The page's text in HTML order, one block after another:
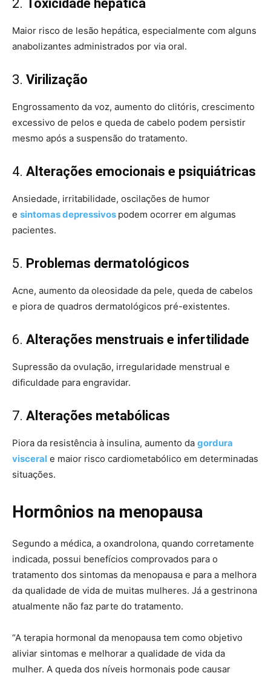
2. Toxicidade hepática
Maior risco de lesão hepática, especialmente com alguns
anabolizantes administrados por via oral.
3. Virilização
Engrossamento da voz, aumento do clitóris, crescimento
excessivo de pelos e queda de cabelo podem persistir
mesmo após a suspensão do tratamento.
4. Alterações emocionais e psiquiátricas
Ansiedade, irritabilidade, oscilações de humor
e sintomas depressivos podem ocorrer em algumas
pacientes.
5. Problemas dermatológicos
Acne, aumento da oleosidade da pele, queda de cabelos
e piora de quadros dermatológicos pré-existentes.
6. Alterações menstruais e infertilidade
Supressão da ovulação, irregularidade menstrual e
dificuldade para engravidar.
7. Alterações metabólicas
Piora da resistência à insulina, aumento da gordura
visceral e maior risco cardiometabólico em determinadas
situações.
Hormônios na menopausa
Segundo a médica, a oxandrolona, quando corretamente
indicada, possui benefícios comprovados para o
tratamento dos sintomas da menopausa e para a melhora
da qualidade de vida de muitas mulheres. Já a gestrinona
atualmente não faz parte do tratamento.
“A terapia hormonal da menopausa tem como objetivo
aliviar sintomas e melhorar a qualidade de vida da
mulher. A queda dos níveis hormonais pode causar